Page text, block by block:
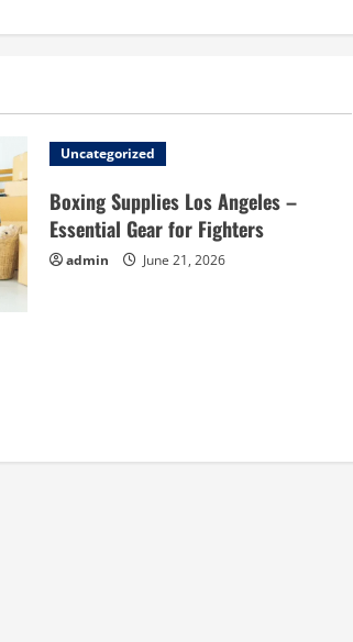
Uncategorized
Boxing Supplies Los Angeles –
Essential Gear for Fighters
admin June 21, 2026